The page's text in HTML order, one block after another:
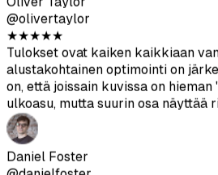
Daniel Foster
@danielfoster
★★★★ ★
Paras 49 $, jonka olen koskaan
deittisovelluksiin. Katselin
yli 300 $ murto-osasta kuvia. Sain
noin 30 on oikeasti käyttökelpoisia.